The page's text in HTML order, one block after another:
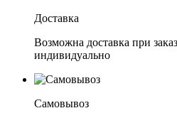
Доставка
Возможна доставка при
индивидуально
Самовывоз